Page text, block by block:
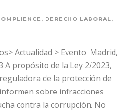
, DERECHO LABORAL,
Actualidad > Evento Madrid,
A propósito de la Ley 2/2023,
de la protección de
sobre infracciones
contra la corrupción. No